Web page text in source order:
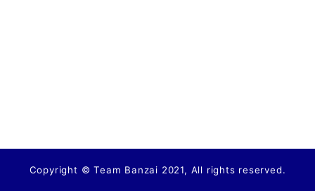
Copyright © Team Banzai 2021, All rights reserved.